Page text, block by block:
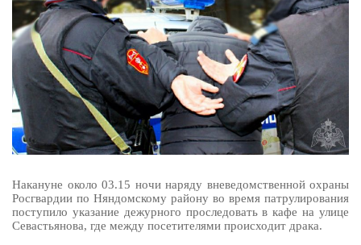
Накануне около 03.15 ночинаряду вневедомственной охраны
Росгвардии по Няндомскому району во время патрулирования
поступило указание дежурного проследовать в кафе на улице
Севастьянова, где между посетителями происходит драка.